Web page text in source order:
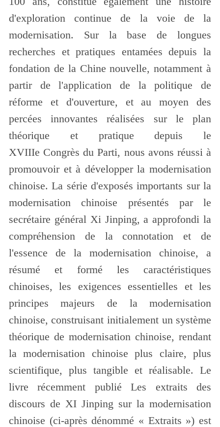
d'exploration continue de la voie de la
modernisation. Sur la base de longues
recherches et pratiques entamées depuis la
fondation de la Chine nouvelle, notamment à
partir de l'application de la politique de
réforme et d'ouverture, et au moyen des
percées innovantes réalisées sur le plan
théorique et pratique depuis le
XVIIIe Congrès du Parti, nous avons réussi à
promouvoir et à développer la modernisation
chinoise. La série d'exposés importants sur la
modernisation chinoise présentés par le
secrétaire général Xi Jinping, a approfondi la
compréhension de la connotation et de
l'essence de la modernisation chinoise, a
résumé et formé les caractéristiques
chinoises, les exigences essentielles et les
principes majeurs de la modernisation
chinoise, construisant initialement un système
théorique de modernisation chinoise, rendant
la modernisation chinoise plus claire, plus
scientifique, plus tangible et réalisable. Le
livre récemment publié Les extraits des
discours de XI Jinping sur la modernisation
chinoise (ci-après dénommé « Extraits ») est